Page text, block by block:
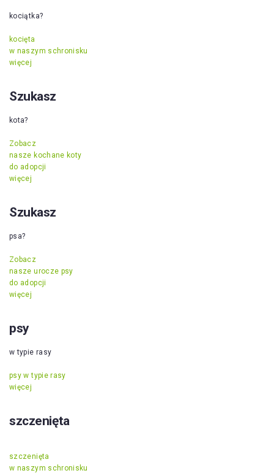
kociątka?
kocięta
w naszym schronisku
więcej
Szukasz
kota?
Zobacz
nasze kochane koty
do adopcji
więcej
Szukasz
psa?
Zobacz
nasze urocze psy
do adopcji
więcej
psy
w typie rasy
psy w typie rasy
więcej
szczenięta
szczenięta
w naszym schronisku